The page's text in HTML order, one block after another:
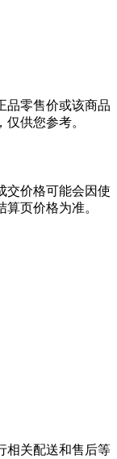
品零售价或该商品
供您参考。
交价格可能会因使
页价格为准。
相关配送和售后等